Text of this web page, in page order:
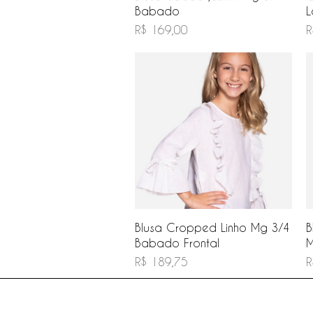
Babado
Preço
R$ 169,00
Visualização rápida
Blusa Cropped Linho Mg 3/4
Babado Frontal
Preço
R$ 189,75